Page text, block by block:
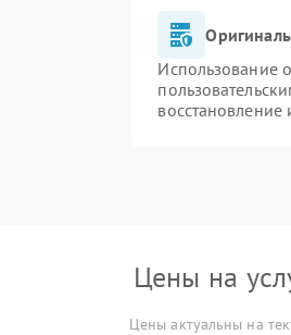
Использование
Цены на
Цены актуальны на